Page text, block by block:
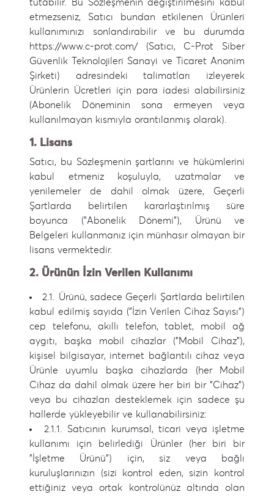
tutabilir. Bu Sözleşmenin değiştirilmesini kabul
etmezseniz, Satıcı bundan etkilenen Ürünleri
kullanımınızı sonlandırabilir ve bu durumda
https://www.c-prot.com/ (Satıcı, C-Prot Siber
Güvenlik Teknolojileri Sanayi ve Ticaret Anonim
Şirketi) adresindeki talimatları izleyerek
Ürünlerin Ücretleri için para iadesi alabilirsiniz
(Abonelik Döneminin sona ermeyen veya
kullanılmayan kısmıyla orantılanmış olarak).
1. Lisans
Satıcı, bu Sözleşmenin şartlarını ve hükümlerini
kabul etmeniz koşuluyla, uzatmalar ve
yenilemeler de dahil olmak üzere, Geçerli
Şartlarda belirtilen kararlaştırılmış süre
boyunca ("Abonelik Dönemi"), Ürünü ve
Belgeleri kullanmanız için münhasır olmayan bir
lisans vermektedir.
2. Ürünün İzin Verilen Kullanımı
2.1. Ürünü, sadece Geçerli Şartlarda belirtilen
kabul edilmiş sayıda ("İzin Verilen Cihaz Sayısı")
cep telefonu, akıllı telefon, tablet, mobil ağ
aygıtı, başka mobil cihazlar ("Mobil Cihaz"),
kişisel bilgisayar, internet bağlantılı cihaz veya
Ürünle uyumlu başka cihazlarda (her Mobil
Cihaz da dahil olmak üzere her biri bir "Cihaz")
veya bu cihazları desteklemek için sadece şu
hallerde yükleyebilir ve kullanabilirsiniz:
2.1.1. Satıcının kurumsal, ticari veya işletme
kullanımı için belirlediği Ürünler (her biri bir
"İşletme Ürünü") için, siz veya bağlı
kuruluşlarınızın (sizi kontrol eden, sizin kontrol
ettiğiniz veya ortak kontrolünüz altında olan